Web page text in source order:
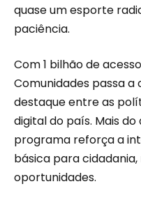
quase um esporte
paciência.
Com 1 bilhão de
Comunidades passa
destaque entre as
digital do país. Mais
programa reforça a
básica para
oportunidades.